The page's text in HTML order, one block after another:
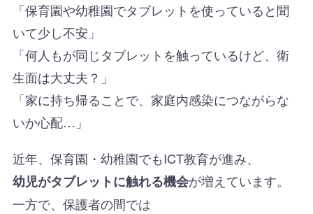
「保育園や幼稚園でタブレットを使っていると聞
いて少し不安」
「何人もが同じタブレットを触っているけど、衛
生面は大丈夫？」
「家に持ち帰ることで、家庭内感染につながらな
いか心配…」
近年、保育園・幼稚園でもICT教育が進み、
幼児がタブレットに触れる機会が増えています。
一方で、保護者の間では